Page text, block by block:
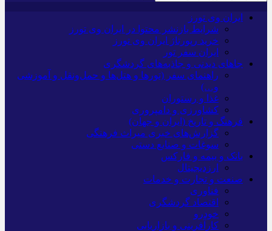
ایران وی تورز
شرایط بازنشر محتوا در ایران وی تورز
خرید رپورتاژ ایران وی تورز
ایران سفر تور
جاهای دیدنی و جاذبه‌های گردشگری
راهنمای سفر (تورها و هتل‌ها و حمل‌و‌نقل و آموزشی
و…)
غذا و رستوران
کشاورزی و دامپروری
فرهنگ و تاریخ (ایران و جهان)
گزارش‌های خبری میراث فرهنگی
سوغات و صنایع دستی
بانک و بیمه و فارکس
ارزدیجیتال
صنعت و تجارت و خدمات
فناوری
اقتصاد گردشگری
خودرو
کارآفرینی و بازاریابی